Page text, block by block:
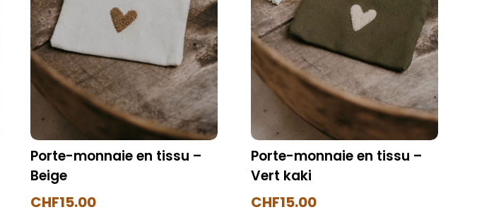
Porte-monnaie en tissu –
Beige
CHF15.00
Porte-monnaie en tissu –
Vert kaki
CHF15.00